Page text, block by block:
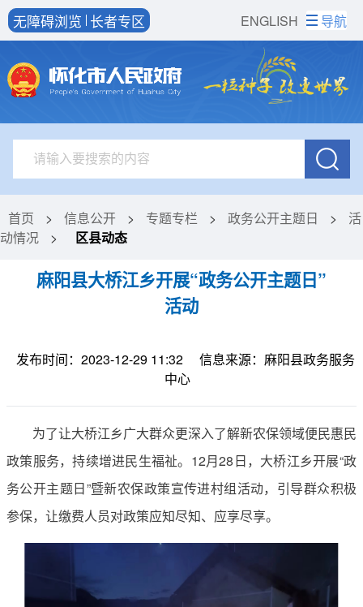
ENGLISH
无障碍浏览 长者专区 导航
首页 > 信息公开 > 专题专栏 > 政务公开主题日 >
活
动情况
> 区县动态
麻阳县大桥江乡开展“政务公开主题日”
活动
发布时间：2023-12-29 11:32
信息来源：麻阳县政务服务
中心
为了让大桥江乡广大群众更深入了解新农保领域便民惠民
政策服务，持续增进民生福祉。12月28日，大桥江乡开展“政
务公开主题日”暨新农保政策宣传进村组活动，引导群众积极
参保，让缴费人员对政策应知尽知、应享尽享。